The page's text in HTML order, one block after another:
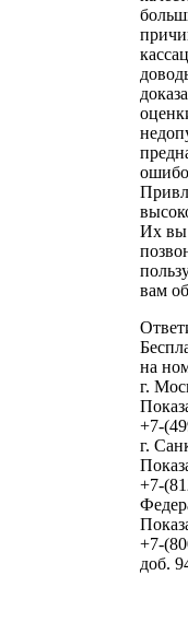
Их вы
вам
на
г.
+7-
г.
+7-
+7-
доб.